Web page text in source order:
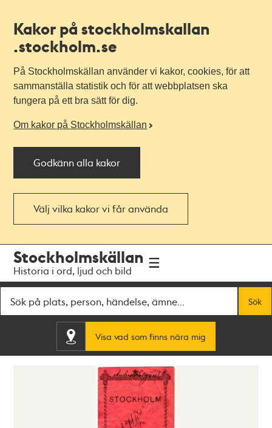
Kakor på stockholmskallan
.stockholm.se
På Stockholmskällan använder vi kakor, cookies, för att
sammanställa statistik och för att webbplatsen ska
fungera på ett bra sätt för dig.
Om kakor på Stockholmskällan
Godkänn alla kakor
Välj vilka kakor vi får använda
navigationen
huvudinnehållet
Stockholmskällan
Historia i ord, ljud och bild
Sök
Visa vad som finns nära mig